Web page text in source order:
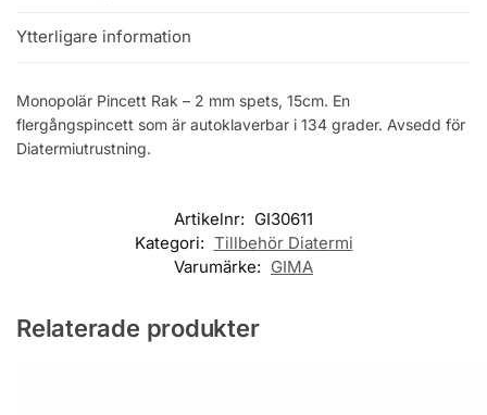
Ytterligare information
Monopolär Pincett Rak – 2 mm spets, 15cm. En
flergångspincett som är autoklaverbar i 134 grader. Avsedd för
Diatermiutrustning.
Artikelnr: GI30611
Kategori: Tillbehör Diatermi
Varumärke: GIMA
Relaterade produkter